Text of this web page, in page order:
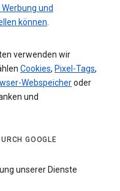
und
können.
verwenden wir
Cookies, Pixel-Tags,
Webspeicheroder
und
GOOGLE
unserer Dienste